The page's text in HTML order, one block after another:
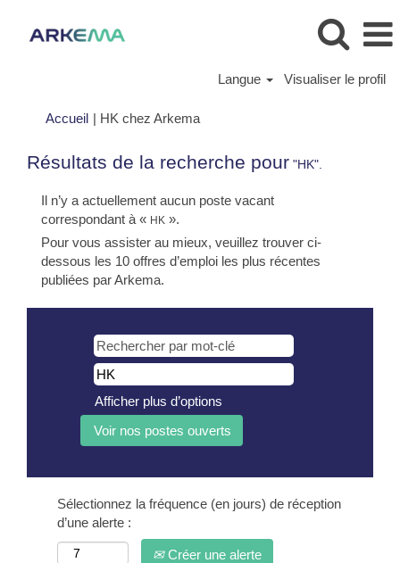
Langue Visualiser le profil
Accueil | HK chez Arkema(page
Résultats de la recherche pour "HK".
Il n’y a actuellement aucun poste vacant
correspondant à « HK ».
Pour vous assister au mieux, veuillez trouver ci-
dessous les 10 offres d’emploi les plus récentes
publiées par Arkema.
Afficher plus d’options
Sélectionnez la fréquence (en jours) de réception
d’une alerte :
Créer une alerte